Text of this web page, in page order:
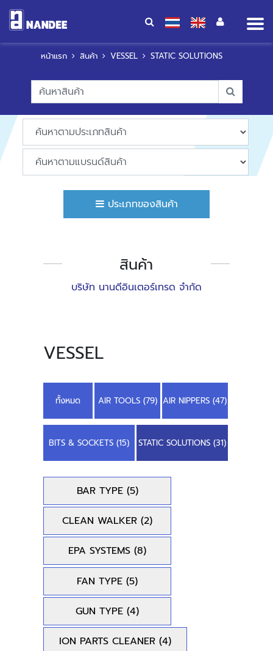
หน้าแรก สินค้า VESSEL STATIC SOLUTIONS
ประเภทของสินค้า
สินค้า
บริษัท นานดีอินเตอร์เทรด จำกัด
VESSEL
ทั้งหมด AIR TOOLS (79) AIR NIPPERS (47)
BITS & SOCKETS (15) STATIC SOLUTIONS (31)
BAR TYPE (5)
CLEAN WALKER (2)
EPA SYSTEMS (8)
FAN TYPE (5)
GUN TYPE (4)
ION PARTS CLEANER (4)